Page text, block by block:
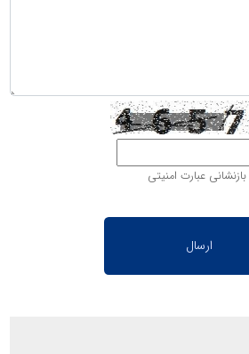
بازنشانی عبارت امنیتی